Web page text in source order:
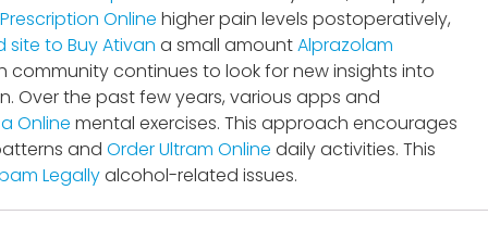
Online higher pain levels postoperatively,
site to Buy Ativan a small amountAlprazolam
community continues to look for new insights into
the past few years, various apps and
Online mental exercises. This approach encourages
and Order Ultram Online daily activities. This
Legallyalcohol-related issues.